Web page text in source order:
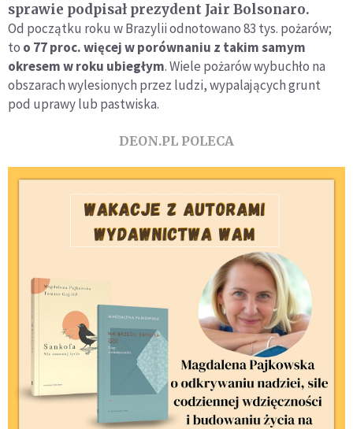
sprawie podpisał prezydent Jair Bolsonaro.
Od początku roku w Brazylii odnotowano 83 tys. pożarów;
to o 77 proc. więcej w porównaniu z takim samym
okresem w roku ubiegłym. Wiele pożarów wybuchło na
obszarach wylesionych przez ludzi, wypalających grunt
pod uprawy lub pastwiska.
DEON.PL POLECA